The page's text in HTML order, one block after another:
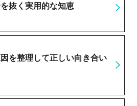
抜く実用的な知恵
を整理して正しい向き合い